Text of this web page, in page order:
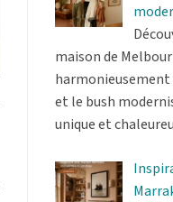
maison de
et le bush
unique et